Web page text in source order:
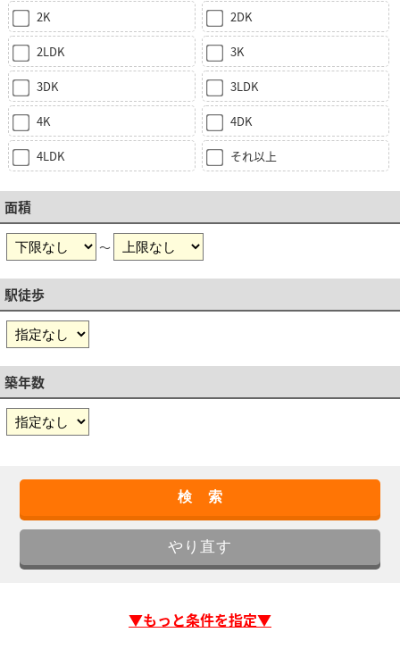
2K 2DK
2LDK 3K
3DK 3LDK
4K 4DK
4LDK それ以上
面積
～
駅徒歩
築年数
▼もっと条件を指定▼